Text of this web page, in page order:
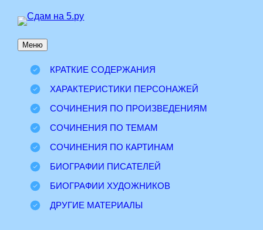
Перейти
содержимому
Меню
КРАТКИЕ СОДЕРЖАНИЯ
ХАРАКТЕРИСТИКИ ПЕРСОНАЖЕЙ
СОЧИНЕНИЯ ПО ПРОИЗВЕДЕНИЯМ
СОЧИНЕНИЯ ПО ТЕМАМ
СОЧИНЕНИЯ ПО КАРТИНАМ
БИОГРАФИИ ПИСАТЕЛЕЙ
БИОГРАФИИ ХУДОЖНИКОВ
ДРУГИЕ МАТЕРИАЛЫ